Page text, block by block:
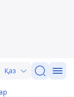
Қаз